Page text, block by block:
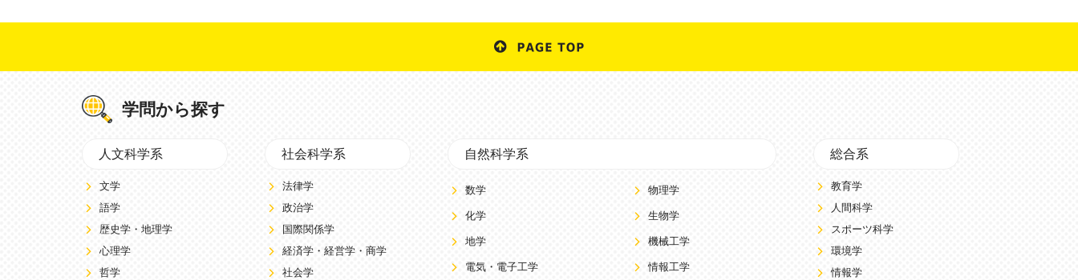
学問から探す
人文科学系
文学
語学
歴史学・地理学
心理学
哲学
社会科学系
法律学
政治学
国際関係学
経済学・経営学・商学
社会学
自然科学系
数学 物理学
化学 生物学
地学 機械工学
電気・電子工学 情報工学
総合系
教育学
人間科学
スポーツ科学
環境学
情報学